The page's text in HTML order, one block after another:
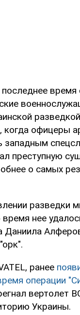
когда офицеры
западным
преступную
о самых
разведки
нее
Даниила
ранее
операции
вертолет
Украины.